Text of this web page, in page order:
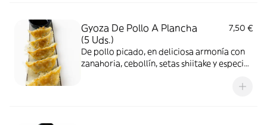
Gyoza De Pollo A Plancha
(5 Uds.)
7,50 €
De pollo picado, en deliciosa armonía con
zanahoria, cebollín, setas shiitake y especias